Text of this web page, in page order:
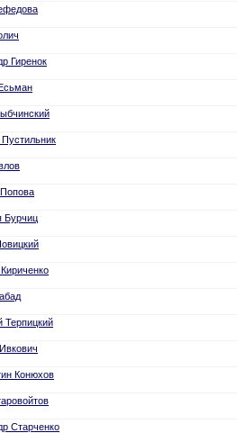
Гиренок
Бурчиц
Терпицкий
Конюхов
Старченко